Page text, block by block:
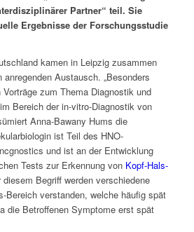
Partner“ teil. Sie
Ergebnisse der Forschungsstudie
kamen in Leipzig zusammen
Austausch. „Besonders
zum Thema Diagnostik und
Bereich der in-vitro-Diagnostik von
Anna-Bawany Hums die
ist Teil des HNO-
und ist an der Entwicklung
Tests zur Erkennung von Kopf-Hals-
Begriff werden verschiedene
Bereich verstanden, welche häufig spät
die Betroffenen Symptome erst spät